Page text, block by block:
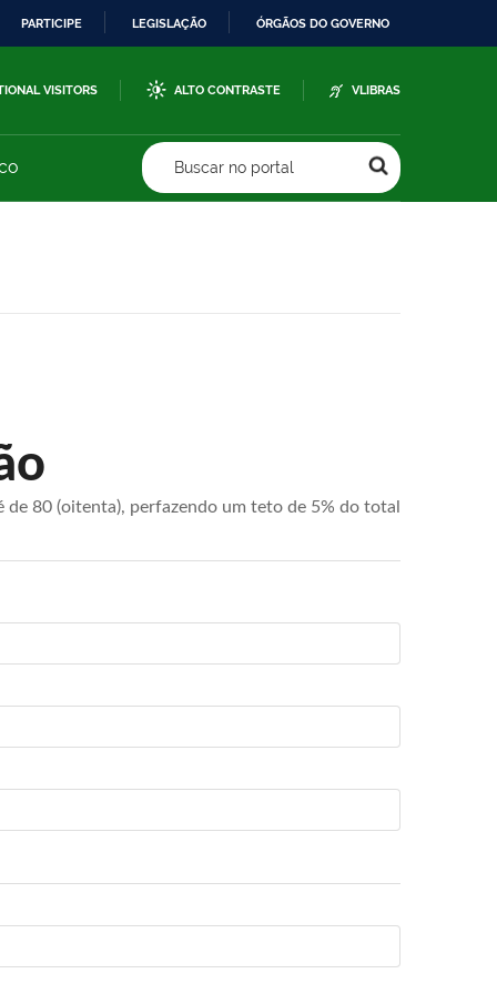
PARTICIPE LEGISLAÇÃO ÓRGÃOS DO GOVERNO
VISITORS ALTO CONTRASTE VLIBRAS
Buscar no portal
80 (oitenta), perfazendo um teto de 5% do total